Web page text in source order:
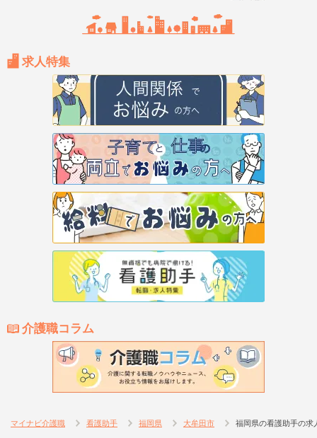
求人特集
介護職コラム
マイナビ介護職 看護助手 福岡県 大牟田市 福岡県の看護助手の求